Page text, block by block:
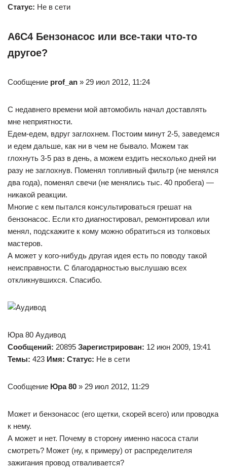
Статус: Не в сети
А6С4 Бензонасос или все-таки что-то
другое?
Сообщение prof_an » 29 июл 2012, 11:24
С недавнего времени мой автомобиль начал доставлять
мне неприятности.
Едем-едем, вдруг заглохнем. Постоим минут 2-5, заведемся
и едем дальше, как ни в чем не бывало. Можем так
глохнуть 3-5 раз в день, а можем ездить несколько дней ни
разу не заглохнув. Поменял топливный фильтр (не менялся
два года), поменял свечи (не менялись тыс. 40 пробега) —
никакой реакции.
Многие с кем пытался консультироваться грешат на
бензонасос. Если кто диагностировал, ремонтировал или
менял, подскажите к кому можно обратиться из толковых
мастеров.
А может у кого-нибудь другая идея есть по поводу такой
неисправности. С благодарностью выслушаю всех
откликнувшихся. Спасибо.
Юра 80 Аудивод
Сообщений: 20895 Зарегистрирован: 12 июн 2009, 19:41
Темы: 423 Имя: Статус: Не в сети
Сообщение Юра 80 » 29 июл 2012, 11:29
Может и бензонасос (его щетки, скорей всего) или проводка
к нему.
А может и нет. Почему в сторону именно насоса стали
смотреть? Может (ну, к примеру) от распределителя
зажигания провод отваливается?